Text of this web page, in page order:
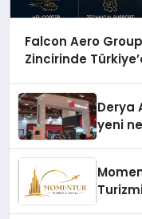
Falcon Aero
Zincirinde
Derya
yeni